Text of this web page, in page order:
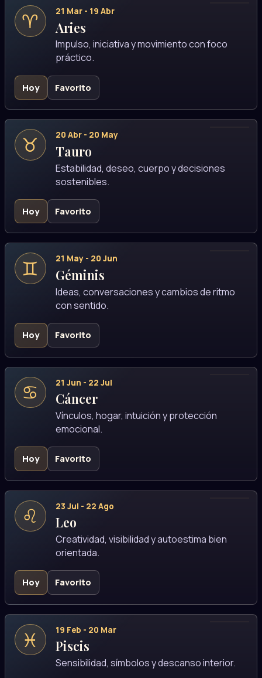
♈ 21 Mar - 19 Abr
Aries
Impulso, iniciativa y movimiento con foco
práctico.
Hoy Favorito
♉ 20 Abr - 20 May
Tauro
Estabilidad, deseo, cuerpo y decisiones
sostenibles.
Hoy Favorito
♊ 21 May - 20 Jun
Géminis
Ideas, conversaciones y cambios de ritmo
con sentido.
Hoy Favorito
♋ 21 Jun - 22 Jul
Cáncer
Vínculos, hogar, intuición y protección
emocional.
Hoy Favorito
♌ 23 Jul - 22 Ago
Leo
Creatividad, visibilidad y autoestima bien
orientada.
Hoy Favorito
♓ 19 Feb - 20 Mar
Piscis
Sensibilidad, símbolos y descanso interior.